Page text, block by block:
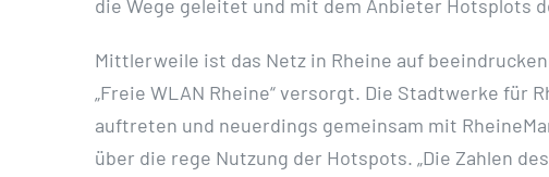
die Wege geleitet und mit dem Anbieter Hotsplots
Mittlerweile ist das Netz in Rheine auf
„Freie WLAN Rheine“ versorgt. Die Stadtwerke für
auftreten und neuerdings gemeinsam mit
über die rege Nutzung der Hotspots. „Die Zahlen